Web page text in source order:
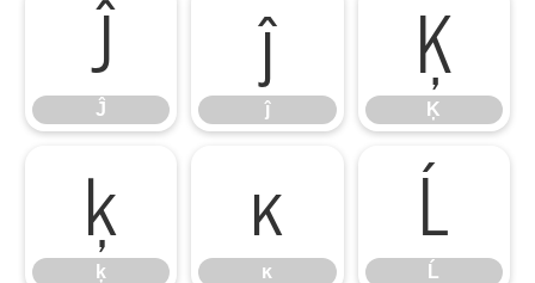
Ĵ
Ĵ
ĵ
ĵ
Ķ
Ķ
ķ
ķ
ĸ
ĸ
Ĺ
Ĺ